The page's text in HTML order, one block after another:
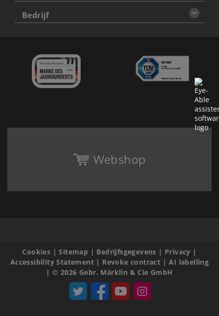
Bedrijf
Webshop
Cookies |Sitemap | Bedrijfsgegevens | Privacy |
Accessibility Statement| Revoke contract |AI labelling
|© 2026 Gebr. Märklin & Cie GmbH